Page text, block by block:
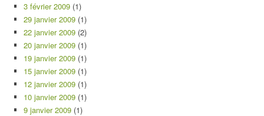
3 février 2009 (1)
29 janvier 2009 (1)
22 janvier 2009 (2)
20 janvier 2009 (1)
19 janvier 2009 (1)
15 janvier 2009 (1)
12 janvier 2009 (1)
10 janvier 2009 (1)
9 janvier 2009 (1)